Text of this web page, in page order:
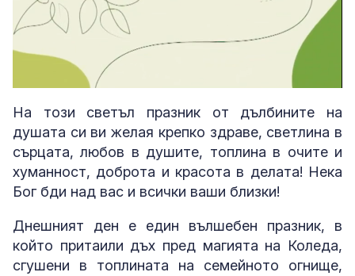
Loaded
2.61%
На този светъл празник от дълбините на
душата си ви желая крепко здраве, светлина в
сърцата, любов в душите, топлина в очите и
хуманност, доброта и красота в делата! Нека
Бог бди над вас и всички ваши близки!
Днешният ден е един вълшебен празник, в
който притаили дъх пред магията на Коледа,
сгушени в топлината на семейното огнище,